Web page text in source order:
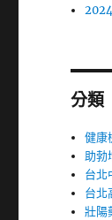
分類
健康
助勃
台北
台北
壯陽